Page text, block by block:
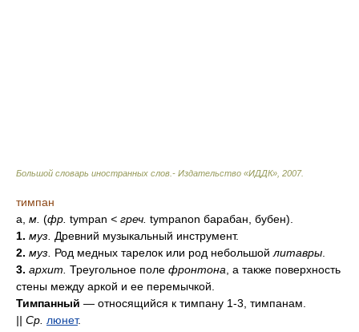
Большой словарь иностранных слов.- Издательство «ИДДК» 2007.
тимпан
а, м. (фр. tympan < греч. tympanon барабан, бубен).
1. муз.
Древний музыкальный инструмент.
2. муз. Род медных тарелок или род небольшой литавры
3. архит. Треугольное поле фронтона , а также поверхность
стены между аркой и ее перемычкой.
Тимпанный — относящийся к тимпану 1-3, тимпанам.
|| Ср. люнет.